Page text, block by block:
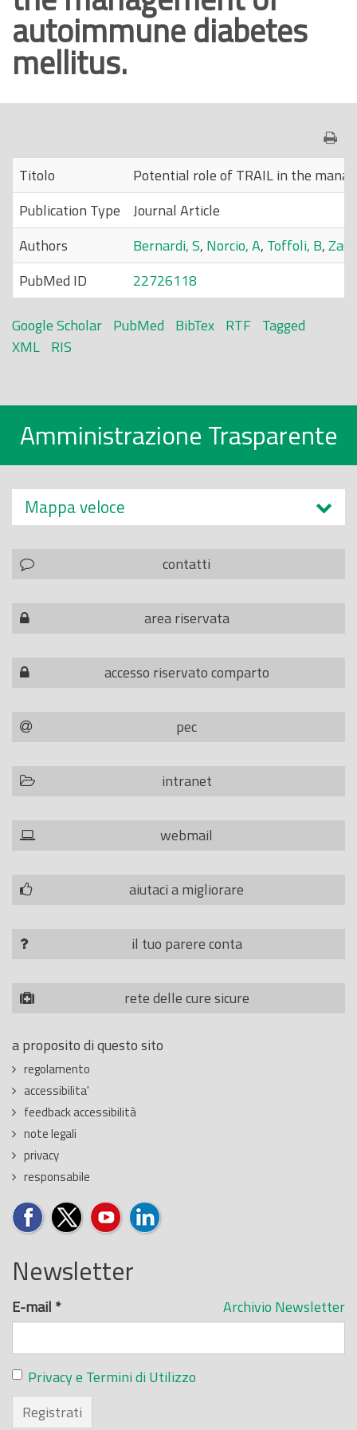
n
autoimmune diabetes
mellitus.
Titolo
Potential role of TRAIL in the
Publication Type
Journal Article
Authors
Bernardi, S, Norcio, A, Toffoli, B,
PubMed ID
22726118
Google Scholar PubMed BibTex RTF Tagged
XML RIS
Amministrazione Trasparente
Mappa veloce
contatti
area riservata
accesso riservato comparto
pec
intranet
webmail
aiutaci a migliorare
il tuo parere conta
rete delle cure sicure
a proposito di questo sito
regolamento
accessibilita'
feedback accessibilità
note legali
privacy
responsabile
Newsletter
Archivio Newsletter
E-mail *
Privacy e Termini di Utilizzo
Registrati